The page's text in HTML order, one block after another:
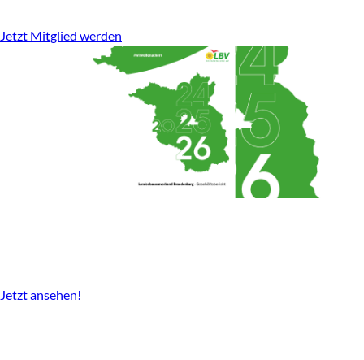
Jetzt Mitglied werden
Jetzt ansehen!